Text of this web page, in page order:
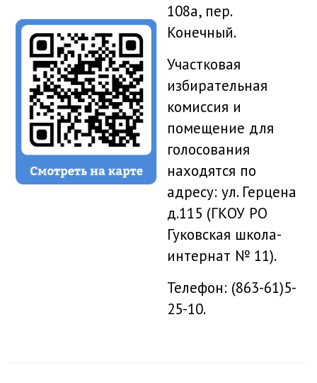
108а, пер.
Конечный.
Участковая
избирательная
комиссия и
помещение для
голосования
находятся по
адресу: ул. Герцена
д.115 (ГКОУ РО
Гуковская школа-
интернат № 11).
Телефон: (863-61)5-
25-10.